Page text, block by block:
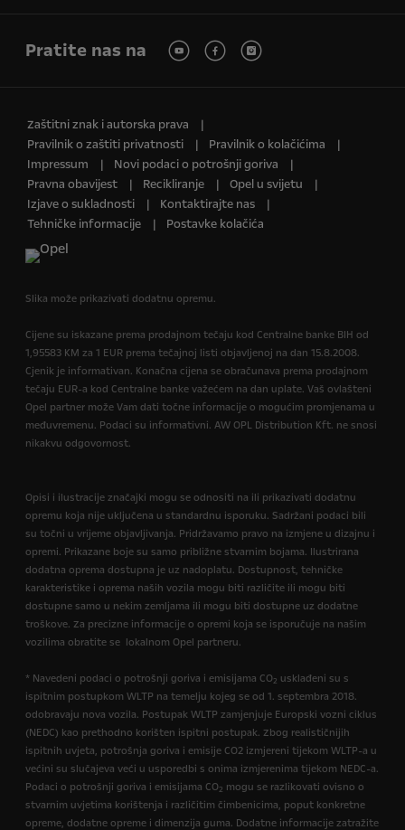
Pratite nas na
Zaštitni znak i autorska prava
Pravilnik o zaštiti privatnosti
Pravilnik o kolačićima
Impressum
Novi podaci o potrošnji goriva
Pravna obavijest
Recikliranje
Opel u svijetu
Izjave o sukladnosti
Kontaktirajte nas
Tehničke informacije
Postavke kolačića
Slika može prikazivati dodatnu opremu.
Cijene su iskazane prema prodajnom tečaju kod Centralne banke BIH od
1,95583 KM za 1 EUR prema tečajnoj listi objavljenoj na dan 15.8.2008.
Cjenik je informativan. Konačna cijena se obračunava prema prodajnom
tečaju EUR-a kod Centralne banke važećem na dan uplate. Vaš ovlašteni
Opel partner može Vam dati točne informacije o mogućim promjenama u
međuvremenu. Podaci su informativni. AW OPL Distribution Kft. ne snosi
nikakvu odgovornost.
Opisi i ilustracije značajki mogu se odnositi na ili prikazivati dodatnu
opremu koja nije uključena u standardnu isporuku. Sadržani podaci bili
su točni u vrijeme objavljivanja. Pridržavamo pravo na izmjene u dizajnu i
opremi. Prikazane boje su samo približne stvarnim bojama. Ilustrirana
dodatna oprema dostupna je uz nadoplatu. Dostupnost, tehničke
karakteristike i oprema naših vozila mogu biti različite ili mogu biti
dostupne samo u nekim zemljama ili mogu biti dostupne uz dodatne
troškove. Za precizne informacije o opremi koja se isporučuje na našim
vozilima obratite se lokalnom Opel partneru.
* Navedeni podaci o potrošnji goriva i emisijama CO2 usklađeni su s
ispitnim postupkom WLTP na temelju kojeg se od 1. septembra 2018.
odobravaju nova vozila. Postupak WLTP zamjenjuje Europski vozni ciklus
(NEDC) kao prethodno korišten ispitni postupak. Zbog realističnijih
ispitnih uvjeta, potrošnja goriva i emisije CO2 izmjereni tijekom WLTP-a u
većini su slučajeva veći u usporedbi s onima izmjerenima tijekom NEDC-a.
Podaci o potrošnji goriva i emisijama CO2 mogu se razlikovati ovisno o
stvarnim uvjetima korištenja i različitim čimbenicima, poput konkretne
opreme, dodatne opreme i dimenzija guma. Dodatne informacije zatražite